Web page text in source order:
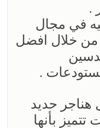
.
في مجال
من خلال افضل
.
هناجر حديد
بأنها